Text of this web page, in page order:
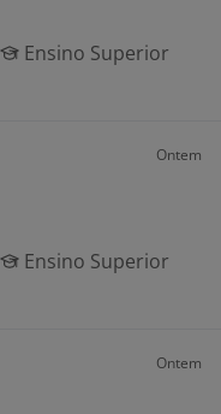
Ensino Superior
Ontem
Ensino Superior
Ontem